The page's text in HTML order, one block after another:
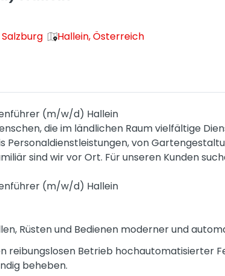
Hallein, Österreich
(m/w/d) Hallein
die im ländlichen Raum vielfältige
Personaldienstleistungen, von
sind wir vor Ort. Für unseren Kunden
(m/w/d) Hallein
Rüsten und Bedienen moderner und
reibungslosen Betrieb hochautomatisierter
beheben.